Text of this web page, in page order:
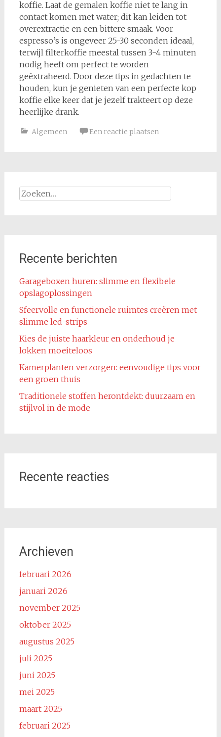
koffie. Laat de gemalen koffie niet te lang in
contact komen met water; dit kan leiden tot
overextractie en een bittere smaak. Voor
espresso’s is ongeveer 25-30 seconden ideaal,
terwijl filterkoffie meestal tussen 3-4 minuten
nodig heeft om perfect te worden
geëxtraheerd. Door deze tips in gedachten te
houden, kun je genieten van een perfecte kop
koffie elke keer dat je jezelf trakteert op deze
heerlijke drank.
Algemeen Een reactie plaatsen
Zoeken
Recente berichten
Garageboxen huren: slimme en flexibele
opslagoplossingen
Sfeervolle en functionele ruimtes creëren met
slimme led-strips
Kies de juiste haarkleur en onderhoud je
lokken moeiteloos
Kamerplanten verzorgen: eenvoudige tips voor
een groen thuis
Traditionele stoffen herontdekt: duurzaam en
stijlvol in de mode
Recente reacties
Archieven
februari 2026
januari 2026
november 2025
oktober 2025
augustus 2025
juli 2025
juni 2025
mei 2025
maart 2025
februari 2025